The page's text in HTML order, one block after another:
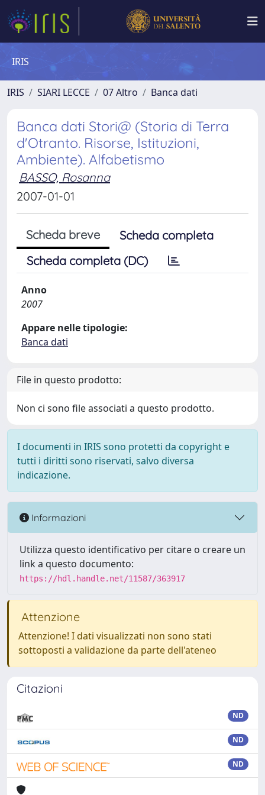
IRIS
IRIS SIARI LECCE 07 Altro Banca dati
Banca dati Stori@ (Storia di Terra
d'Otranto. Risorse, Istituzioni,
Ambiente). Alfabetismo
BASSO, Rosanna
2007-01-01
Scheda breve
Scheda completa
Scheda completa (DC)
Anno
2007
Appare nelle tipologie:
Banca dati
File in questo prodotto:
Non ci sono file associati a questo prodotto.
I documenti in IRIS sono protetti da copyright e
tutti i diritti sono riservati, salvo diversa
indicazione.
Informazioni
Utilizza questo identificativo per citare o creare un
link a questo documento:
https://hdl.handle.net/11587/363917
Attenzione
Attenzione! I dati visualizzati non sono stati
sottoposti a validazione da parte dell'ateneo
Citazioni
ND
ND
ND